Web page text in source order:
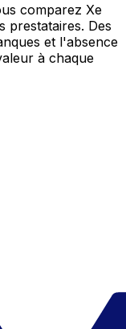
comparez Xe
prestataires. Des
et l'absence
à chaque